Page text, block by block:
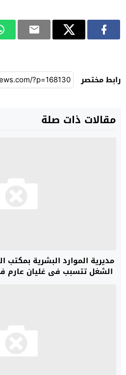
رابط مختصر
مقالات ذات صلة
مديرية الموارد البشرية
الشغل تتسبب في غليان عارم